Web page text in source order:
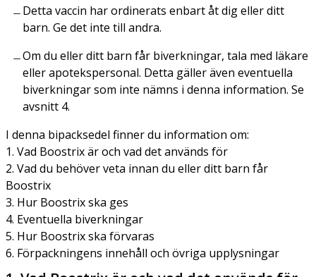
Detta vaccin har ordinerats enbart åt dig eller ditt
barn. Ge det inte till andra.
Om du eller ditt barn får biverkningar, tala med läkare
eller apotekspersonal. Detta gäller även eventuella
biverkningar som inte nämns i denna information. Se
avsnitt 4.
I denna bipacksedel finner du information om:
1. Vad Boostrix är och vad det används för
2. Vad du behöver veta innan du eller ditt barn får
Boostrix
3. Hur Boostrix ska ges
4. Eventuella biverkningar
5. Hur Boostrix ska förvaras
6. Förpackningens innehåll och övriga upplysningar